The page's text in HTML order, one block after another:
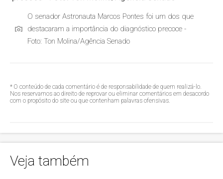
O senador Astronauta Marcos Pontes foi um dos que
destacaram a importância do diagnóstico precoce -
Foto: Ton Molina/Agência Senado
* O conteúdo de cada comentário é de responsabilidade de quem realizá-lo.
Nos reservamos ao direito de reprovar ou eliminar comentários em desacordo
com o propósito do site ou que contenham palavras ofensivas.
Veja também